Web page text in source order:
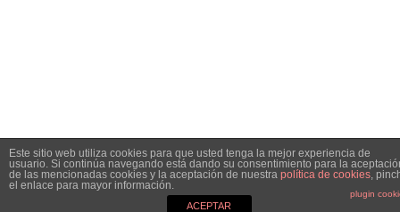
Este sitio web utiliza cookies para que usted tenga la mejor experiencia de
usuario. Si continúa navegando está dando su consentimiento para la
de las mencionadas cookies y la aceptación de nuestra política de cookies,
el enlace para mayor información.
plugin
ACEPTAR